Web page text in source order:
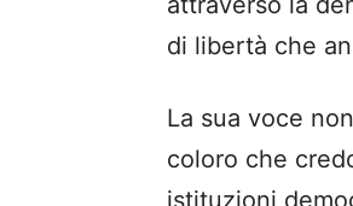
di libertà che
La sua voce
coloro che
istituzioni